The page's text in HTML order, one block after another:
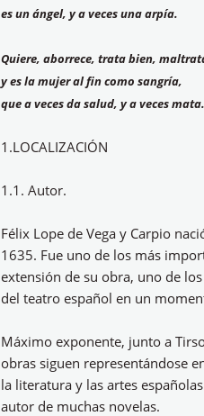
es un ángel, y a veces una arpía.
Quiere, aborrece, trata bien,
y es la mujer al fin como sangría,
que a veces da salud, y a veces mata.
1.LOCALIZACIÓN
1.1. Autor.
Félix Lope de Vega y Carpio
1635. Fue uno de los más
extensión de su obra, uno de
del teatro español en un
Máximo exponente, junto a
obras siguen representándose
la literatura y las artes
autor de muchas novelas.